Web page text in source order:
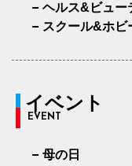
ヘルス&ビュー
スクール&ホビ
イベント
EVENT
母の日